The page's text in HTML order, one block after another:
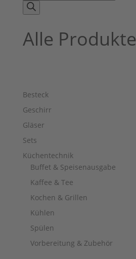
search
Alle Produkte
Besteck
Geschirr
Gläser
Sets
Küchentechnik
Buffet & Speisenausgabe
Kaffee & Tee
Kochen & Grillen
Kühlen
Spülen
Vorbereitung & Zubehör